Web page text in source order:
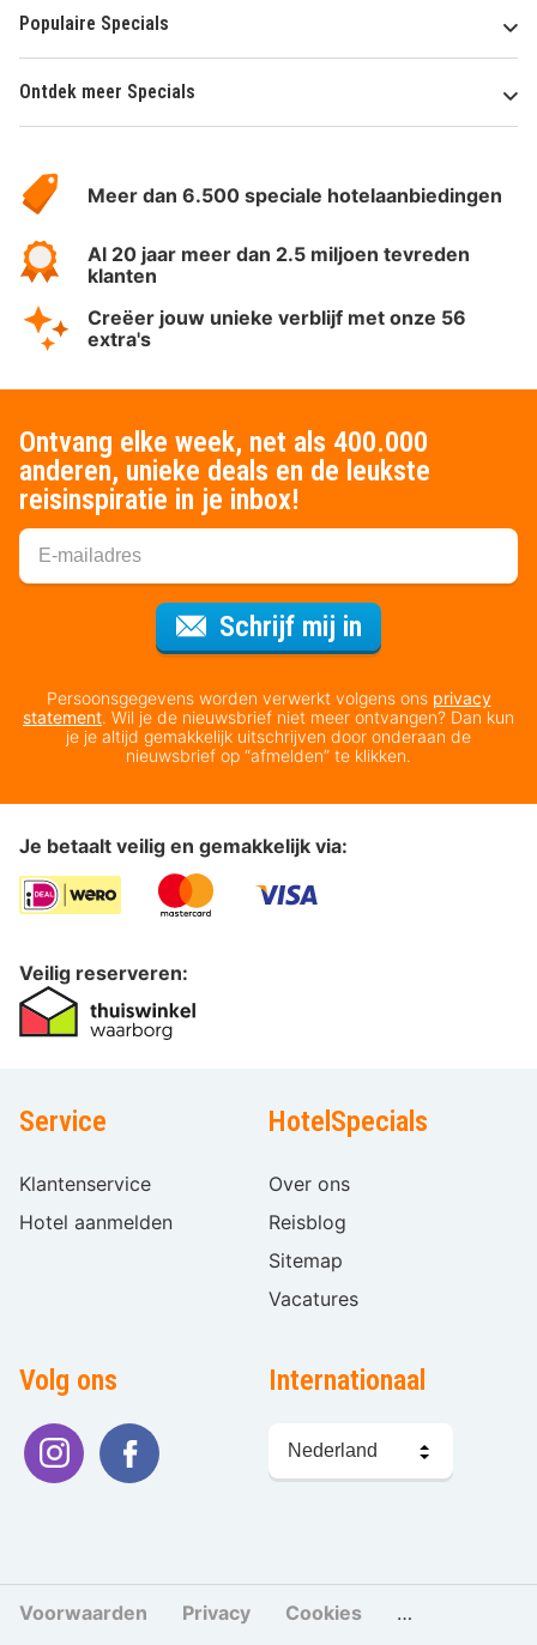
Populaire Specials
Ontdek meer Specials
HotelSpecials
Meer dan 6.500 speciale hotelaanbiedingen
Al 20 jaar meer dan 2.5 miljoen tevreden
klanten
Creëer jouw unieke verblijf met onze 56
extra's
Ontvang elke week, net als 400.000
anderen, unieke deals en de leukste
reisinspiratie in je inbox!
Schrijf mij in
Persoonsgegevens worden verwerkt volgens ons privacy
statement. Wil je de nieuwsbrief niet meer ontvangen? Dan kun
je je altijd gemakkelijk uitschrijven door onderaan de
nieuwsbrief op “afmelden” te klikken.
Je betaalt veilig en gemakkelijk via:
Veilig reserveren:
Service
Klantenservice
Hotel aanmelden
HotelSpecials
Over ons
Reisblog
Sitemap
Vacatures
Volg ons Internationaal
kiezen
Voorwaarden Privacy Cookies Cookies